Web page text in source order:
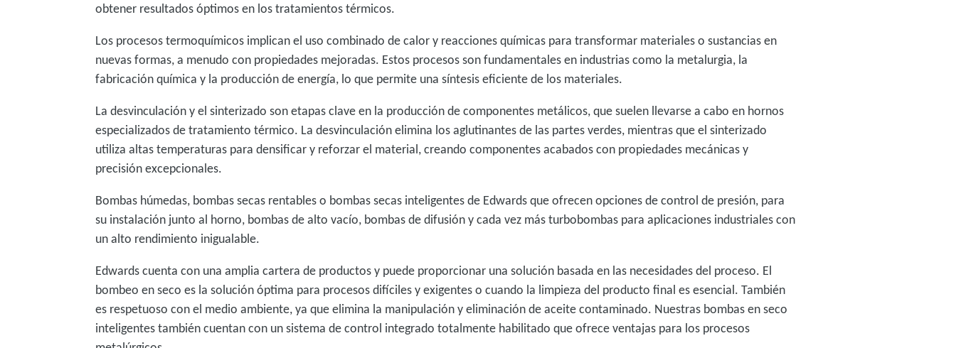
obtener resultados óptimos en los tratamientos térmicos.
Los procesos termoquímicos implican el uso combinado de calor y reacciones químicas para transformar materiales o sustancias en
nuevas formas, a menudo con propiedades mejoradas. Estos procesos son fundamentales en industrias como la metalurgia, la
fabricación química y la producción de energía, lo que permite una síntesis eficiente de los materiales.
La desvinculación y el sinterizado son etapas clave en la producción de componentes metálicos, que suelen llevarse a cabo en hornos
especializados de tratamiento térmico. La desvinculación elimina los aglutinantes de las partes verdes, mientras que el sinterizado
utiliza altas temperaturas para densificar y reforzar el material, creando componentes acabados con propiedades mecánicas y
precisión excepcionales.
Bombas húmedas, bombas secas rentables o bombas secas inteligentes de Edwards que ofrecen opciones de control de presión, para
su instalación junto al horno, bombas de alto vacío, bombas de difusión y cada vez más turbobombas para aplicaciones industriales con
un alto rendimiento inigualable.
Edwards cuenta con una amplia cartera de productos y puede proporcionar una solución basada en las necesidades del proceso. El
bombeo en seco es la solución óptima para procesos difíciles y exigentes o cuando la limpieza del producto final es esencial. También
es respetuoso con el medio ambiente, ya que elimina la manipulación y eliminación de aceite contaminado. Nuestras bombas en seco
inteligentes también cuentan con un sistema de control integrado totalmente habilitado que ofrece ventajas para los procesos